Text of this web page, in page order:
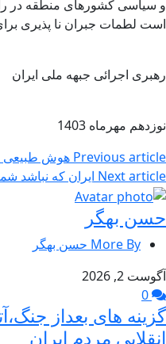
و سیاسی کشورهای منطقه در
است لطمات جبران نا پذیری
رهبری اجرائی جبهه ملی ایران
نوزدهم مهرماه 1403
Previous article هوش طبیعی
Next article ایران که نباشد
حسن بهگر
More By حسن بهگر
آگوست 2, 2026
گزینه های بعداز
انقلابی مردم ایران